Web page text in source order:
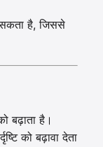
है, जिससे
बढ़ाता है।
को बढ़ावा देता